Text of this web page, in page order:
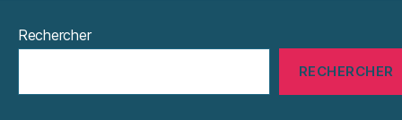
Rechercher
RECHERCHER